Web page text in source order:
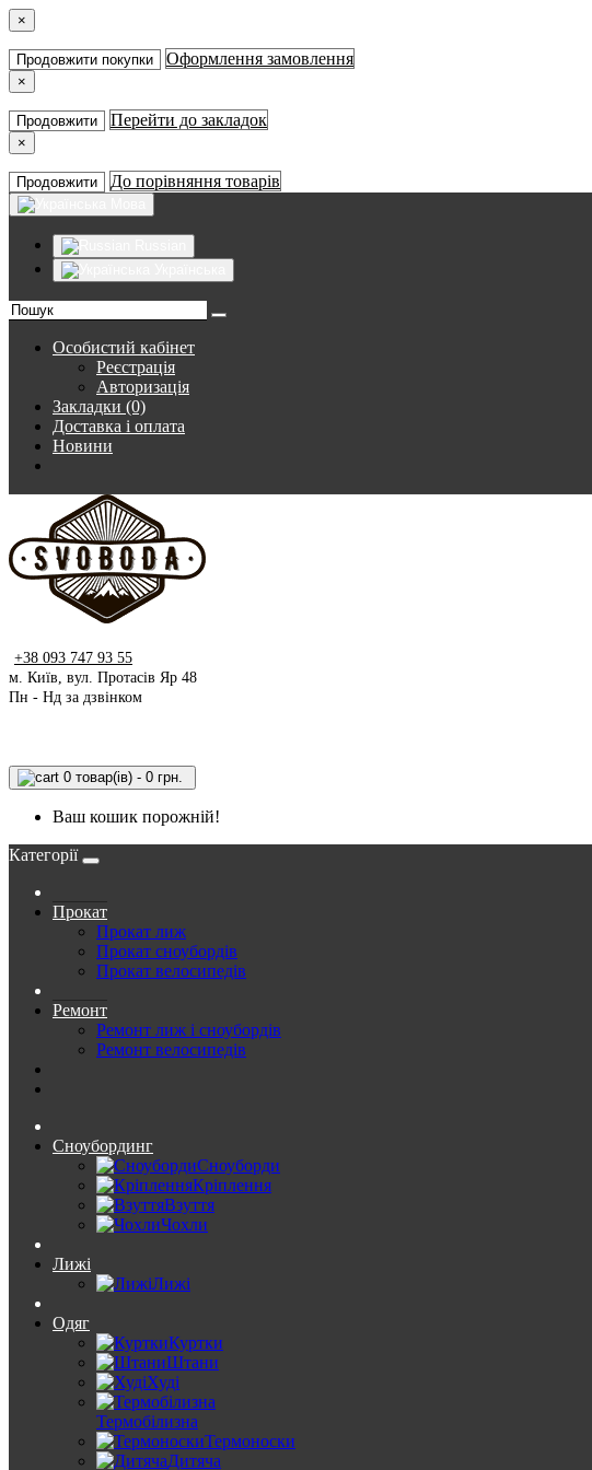
×
Продовжити покупки Оформлення замовлення
×
Продовжити Перейти до закладок
×
Продовжити До порівняння товарів
Особистий кабінет
Реєстрація
Авторизація
Закладки (0)
Доставка і оплата
Новини
+38 093 747 93 55
м. Київ, вул. Протасів Яр 48
Пн - Нд за дзвінком
0 товар(ів) - 0 грн.
Ваш кошик порожній!
Категорії
Прокат
Прокат лиж
Прокат сноубордів
Прокат велосипедів
Ремонт
Ремонт лиж і сноубордів
Ремонт велосипедів
Сноубординг
Сноуборди
Кріплення
Взуття
Чохли
Лижі
Лижі
Одяг
Куртки
Штани
Худі
Термобілизна
Термоноски
Дитяча